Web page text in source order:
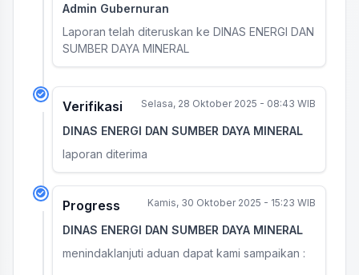
Admin Gubernuran
Laporan telah diteruskan ke DINAS ENERGI DAN
SUMBER DAYA MINERAL
Verifikasi Selasa, 28 Oktober 2025 - 08:43 WIB
DINAS ENERGI DAN SUMBER DAYA MINERAL
laporan diterima
Progress Kamis, 30 Oktober 2025 - 15:23 WIB
DINAS ENERGI DAN SUMBER DAYA MINERAL
menindaklanjuti aduan dapat kami sampaikan :